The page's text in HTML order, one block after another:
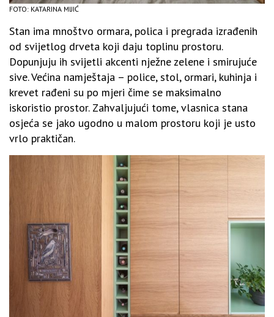
FOTO: KATARINA MIJIĆ
Stan ima mnoštvo ormara, polica i pregrada izrađenih
od svijetlog drveta koji daju toplinu prostoru.
Dopunjuju ih svijetli akcenti nježne zelene i smirujuće
sive. Većina namještaja – police, stol, ormari, kuhinja i
krevet rađeni su po mjeri čime se maksimalno
iskoristio prostor. Zahvaljujući tome, vlasnica stana
osjeća se jako ugodno u malom prostoru koji je usto
vrlo praktičan.